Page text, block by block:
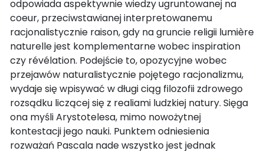
odpowiada aspektywnie wiedzy ugruntowanej na
coeur, przeciwstawianej interpretowanemu
racjonalistycznie raison, gdy na gruncie religii lumière
naturelle jest komplementarne wobec inspiration
czy révélation. Podejście to, opozycyjne wobec
przejawów naturalistycznie pojętego racjonalizmu,
wydaje się wpisywać w długi ciąg filozofii zdrowego
rozsądku liczącej się z realiami ludzkiej natury. Sięga
ona myśli Arystotelesa, mimo nowożytnej
kontestacji jego nauki. Punktem odniesienia
rozważań Pascala nade wszystko jest jednak